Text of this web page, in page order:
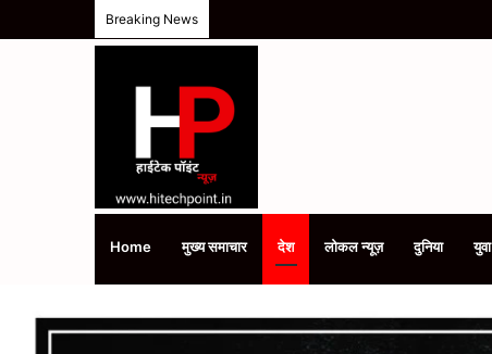
Breaking News
Home मुख्य समाचार देश लोकल न्यूज़ दुनिया युवा